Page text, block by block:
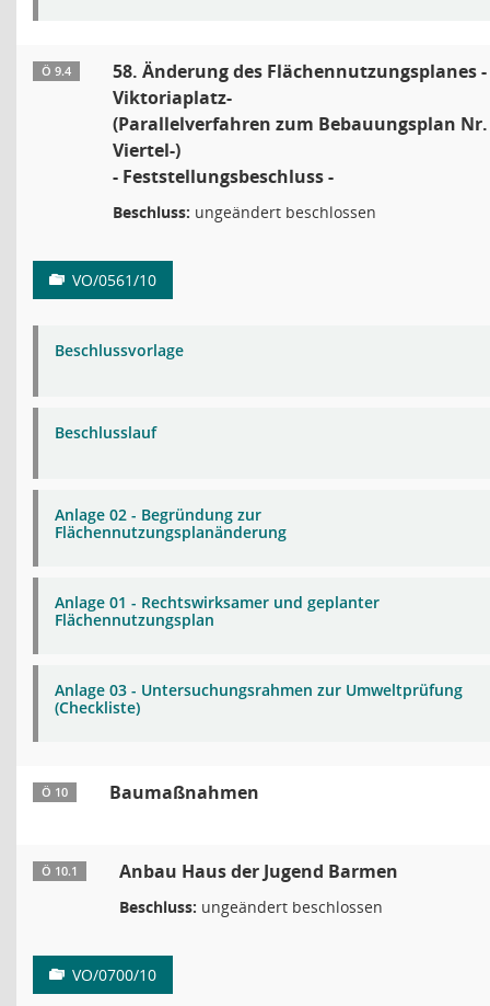
Ö 9.4
58. Änderung des Flächennutzungsplanes -
Viktoriaplatz-
(Parallelverfahren zum Bebauungsplan
Viertel-)
- Feststellungsbeschluss -
Beschluss: ungeändert beschlossen
VO/0561/10
Beschlussvorlage
Beschlusslauf
Anlage 02 - Begründung zur
Flächennutzungsplanänderung
Anlage 01 - Rechtswirksamer und geplanter
Flächennutzungsplan
Anlage 03 - Untersuchungsrahmen zur Umweltprüfung
(Checkliste)
Ö 10 Baumaßnahmen
Ö 10.1 Anbau Haus der Jugend Barmen
Beschluss: ungeändert beschlossen
VO/0700/10